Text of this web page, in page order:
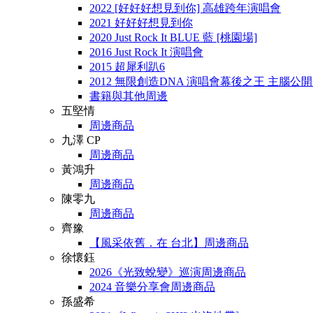
2022 [好好好想見到你] 高雄跨年演唱會
2021 好好好想見到你
2020 Just Rock It BLUE 藍 [桃園場]
2016 Just Rock It 演唱會
2015 超犀利趴6
2012 無限創造DNA 演唱會幕後之王 主腦公
書籍與其他周邊
五堅情
周邊商品
九澤 CP
周邊商品
黃鴻升
周邊商品
陳零九
周邊商品
齊豫
【風采依舊．在 台北】周邊商品
徐懷鈺
2026《光致蛻變》巡演周邊商品
2024 音樂分享會周邊商品
孫盛希